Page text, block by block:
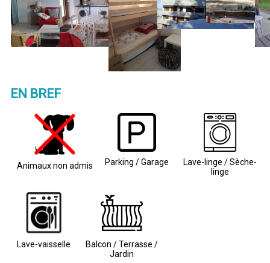
EN BREF
Animaux non admis Parking / Garage
Lave-linge / Sèche-
linge
Lave-vaisselle
Balcon / Terrasse /
Jardin